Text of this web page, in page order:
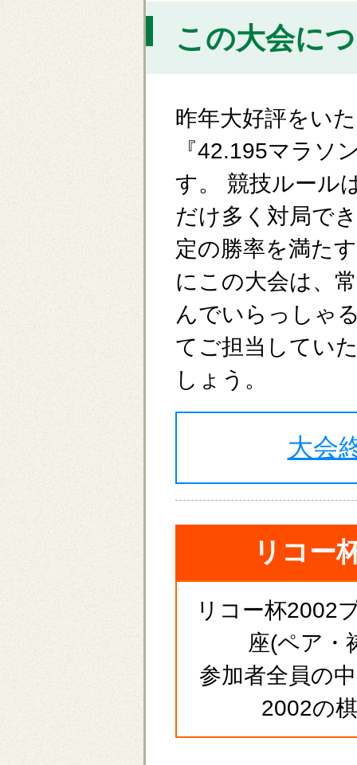
この大会に
昨年大好評をい
『42.195マラソ
す。 競技ルール
だけ多く対局で
定の勝率を満た
にこの大会は、
んでいらっしゃ
てご担当してい
しょう。
大会
リコー
リコー杯2002
座(ペア・
参加者全員の
2002の